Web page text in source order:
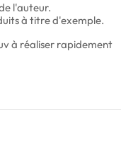
l'auteur.
à titre d'exemple.
à réaliser rapidement